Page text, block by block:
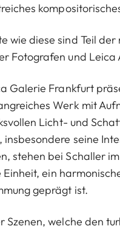
wie diese sind Teil
Fotografen und Leica
Galerie Frankfurt
Werk mit
Licht- und
insbesondere seine
stehen bei Schaller
Einheit, ein
geprägt ist.
Szenen, welche den